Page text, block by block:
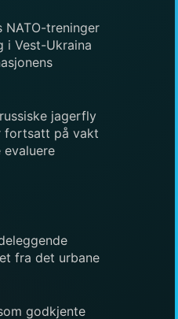
treninger
i Vest-Ukraina
jagerfly
fortsatt på vakt
fra det urbane
godkjente